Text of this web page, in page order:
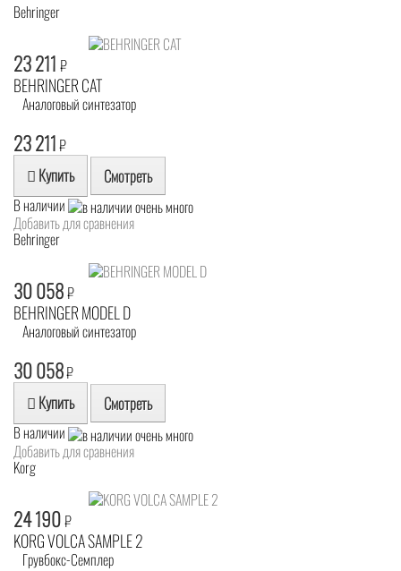
Behringer
23 211 ₽
BEHRINGER CAT
Аналоговый синтезатор
23 211₽
Купить Смотреть
В наличии
Добавить для сравнения
Behringer
30 058₽
BEHRINGER MODEL D
Аналоговый синтезатор
30 058₽
Купить Смотреть
В наличии
Добавить для сравнения
Korg
24 190₽
KORG VOLCA SAMPLE 2
Грувбокс-Семплер